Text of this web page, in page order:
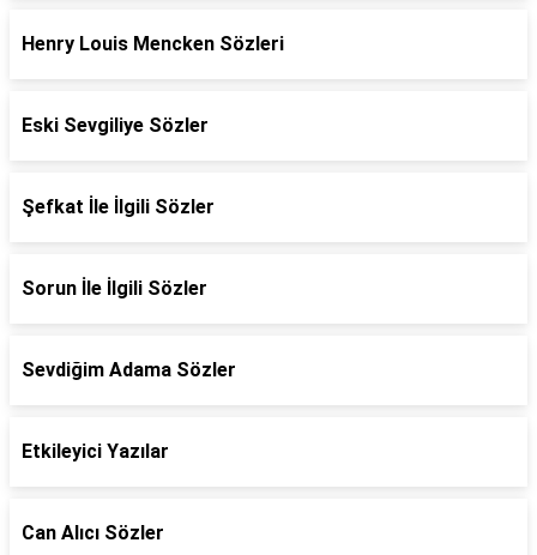
Henry Louis Mencken Sözleri
Eski Sevgiliye Sözler
Şefkat İle İlgili Sözler
Sorun İle İlgili Sözler
Sevdiğim Adama Sözler
Etkileyici Yazılar
Can Alıcı Sözler